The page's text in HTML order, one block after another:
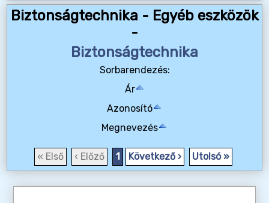
Biztonságtechnika - Egyéb eszközök
-
Biztonságtechnika
Sorbarendezés:
Ár
Azonosító
Megnevezés
« Első ‹ Előző 1 Következő › Utolsó »